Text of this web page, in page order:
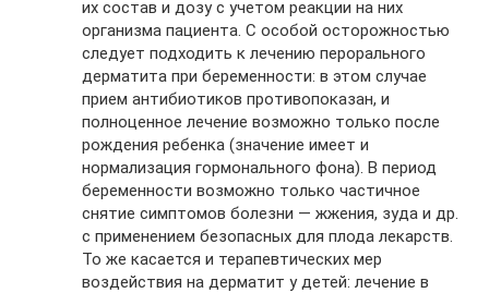
их состав и дозу с учетом реакции на них
организма пациента. С особой осторожностью
следует подходить к лечению перорального
дерматита при беременности: в этом случае
прием антибиотиков противопоказан, и
полноценное лечение возможно только после
рождения ребенка (значение имеет и
нормализация гормонального фона). В период
беременности возможно только частичное
снятие симптомов болезни — жжения, зуда и др.
с применением безопасных для плода лекарств.
То же касается и терапевтических мер
воздействия на дерматит у детей: лечение в